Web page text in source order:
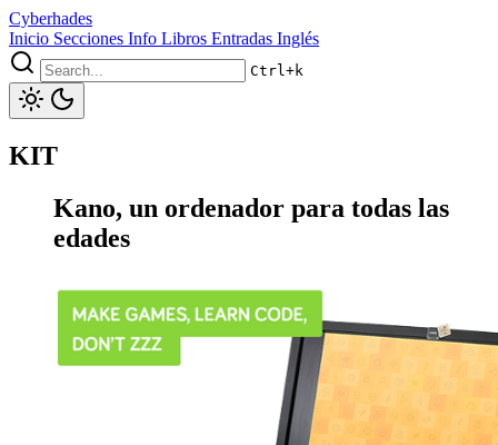
Cyberhades
Inicio Secciones Info Libros Entradas Inglés
Ctrl+k
KIT
Kano, un ordenador para todas las
edades